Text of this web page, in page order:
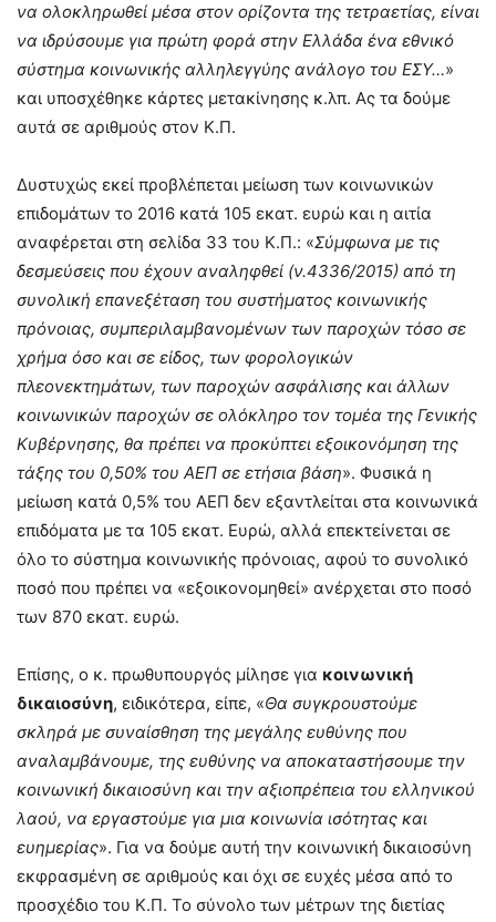
να ολοκληρωθεί μέσα στον ορίζοντα της τετραετίας, είναι
να ιδρύσουμε για πρώτη φορά στην Ελλάδα ένα εθνικό
σύστημα κοινωνικής αλληλεγγύης ανάλογο του ΕΣΥ…»
και υποσχέθηκε κάρτες μετακίνησης κ.λπ. Ας τα δούμε
αυτά σε αριθμούς στον Κ.Π.
Δυστυχώς εκεί προβλέπεται μείωση των κοινωνικών
επιδομάτων το 2016 κατά 105 εκατ. ευρώ και η αιτία
αναφέρεται στη σελίδα 33 του Κ.Π.: «Σύμφωνα με τις
δεσμεύσεις που έχουν αναληφθεί (ν.4336/2015) από τη
συνολική επανεξέταση του συστήματος κοινωνικής
πρόνοιας, συμπεριλαμβανομένων των παροχών τόσο σε
χρήμα όσο και σε είδος, των φορολογικών
πλεονεκτημάτων, των παροχών ασφάλισης και άλλων
κοινωνικών παροχών σε ολόκληρο τον τομέα της Γενικής
Κυβέρνησης, θα πρέπει να προκύπτει εξοικονόμηση της
τάξης του 0,50% του ΑΕΠ σε ετήσια βάση». Φυσικά η
μείωση κατά 0,5% του ΑΕΠ δεν εξαντλείται στα κοινωνικά
επιδόματα με τα 105 εκατ. Ευρώ, αλλά επεκτείνεται σε
όλο το σύστημα κοινωνικής πρόνοιας, αφού το συνολικό
ποσό που πρέπει να «εξοικονομηθεί» ανέρχεται στο ποσό
των 870 εκατ. ευρώ.
Επίσης, ο κ. πρωθυπουργός μίλησε για κοινωνική
δικαιοσύνη, ειδικότερα, είπε, «Θα συγκρουστούμε
σκληρά με συναίσθηση της μεγάλης ευθύνης που
αναλαμβάνουμε, της ευθύνης να αποκαταστήσουμε την
κοινωνική δικαιοσύνη και την αξιοπρέπεια του ελληνικού
λαού, να εργαστούμε για μια κοινωνία ισότητας και
ευημερίας». Για να δούμε αυτή την κοινωνική δικαιοσύνη
εκφρασμένη σε αριθμούς και όχι σε ευχές μέσα από το
προσχέδιο του Κ.Π. Το σύνολο των μέτρων της διετίας